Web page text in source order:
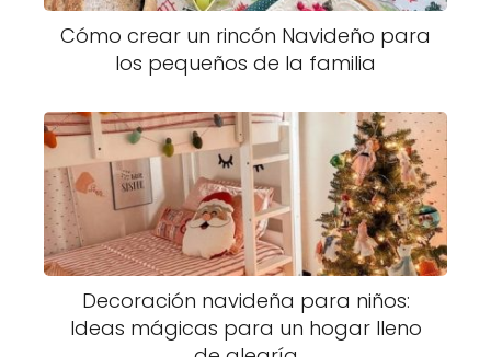
Cómo crear un rincón Navideño para
los pequeños de la familia
Decoración navideña para niños:
Ideas mágicas para un hogar lleno